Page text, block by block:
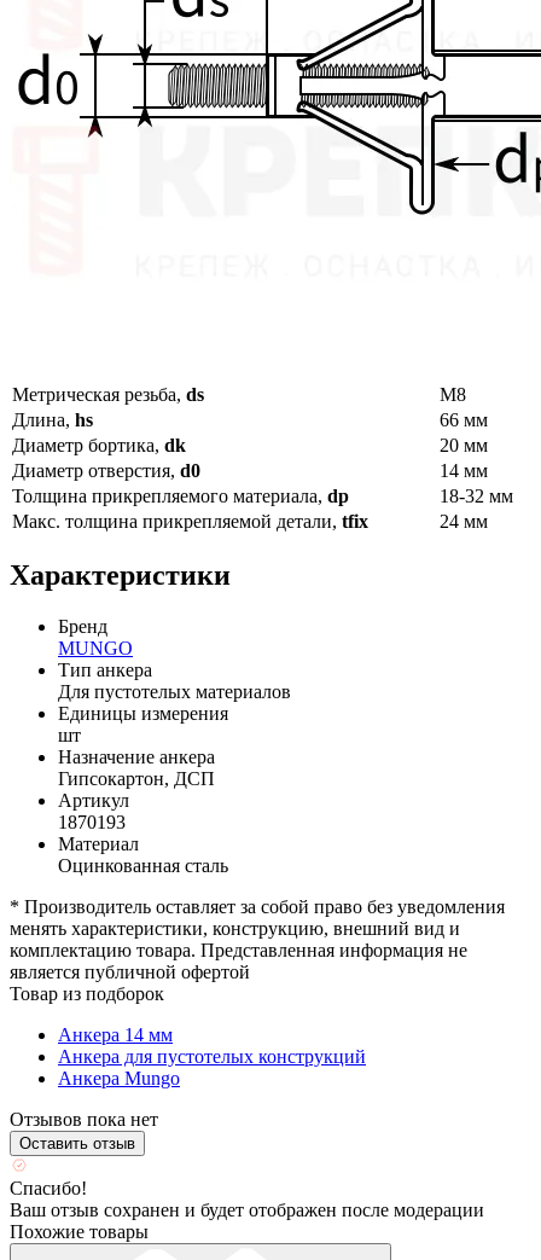
Метрическая резьба, ds
M8
Длина, hs
66 мм
Диаметр бортика, dk
20 мм
Диаметр отверстия, d0
14 мм
Толщина прикрепляемого материала, dp
18-32 мм
Макс. толщина прикрепляемой детали, tfix 24 мм
Характеристики
Бренд
MUNGO
Тип анкера
Для пустотелых материалов
Единицы измерения
шт
Назначение анкера
Гипсокартон, ДСП
Артикул
1870193
Материал
Оцинкованная сталь
* Производитель оставляет за собой право без уведомления
менять характеристики, конструкцию, внешний вид и
комплектацию товара. Представленная информация не
является публичной офертой
Товар из подборок
Анкера 14 мм
Анкера для пустотелых конструкций
Анкера Mungo
Отзывов пока нет
Оставить отзыв
Спасибо!
Ваш отзыв сохранен и будет отображен после модерации
Похожие товары